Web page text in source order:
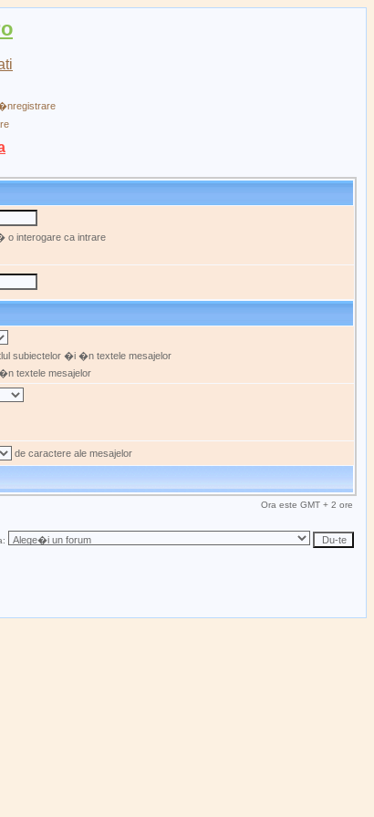
o interogare ca intrare
subiectelor �i �n textele mesajelor
textele mesajelor
de caractere ale mesajelor
Ora este GMT + 2 ore